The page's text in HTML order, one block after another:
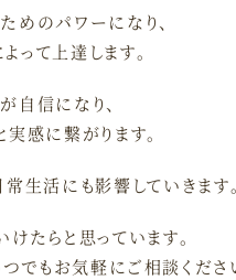
めのパワーになり、
って上達します。
自信になり、
感に繋がります。
生活にも影響していきます
たらと思っています。
でもお気軽にご相談くださ